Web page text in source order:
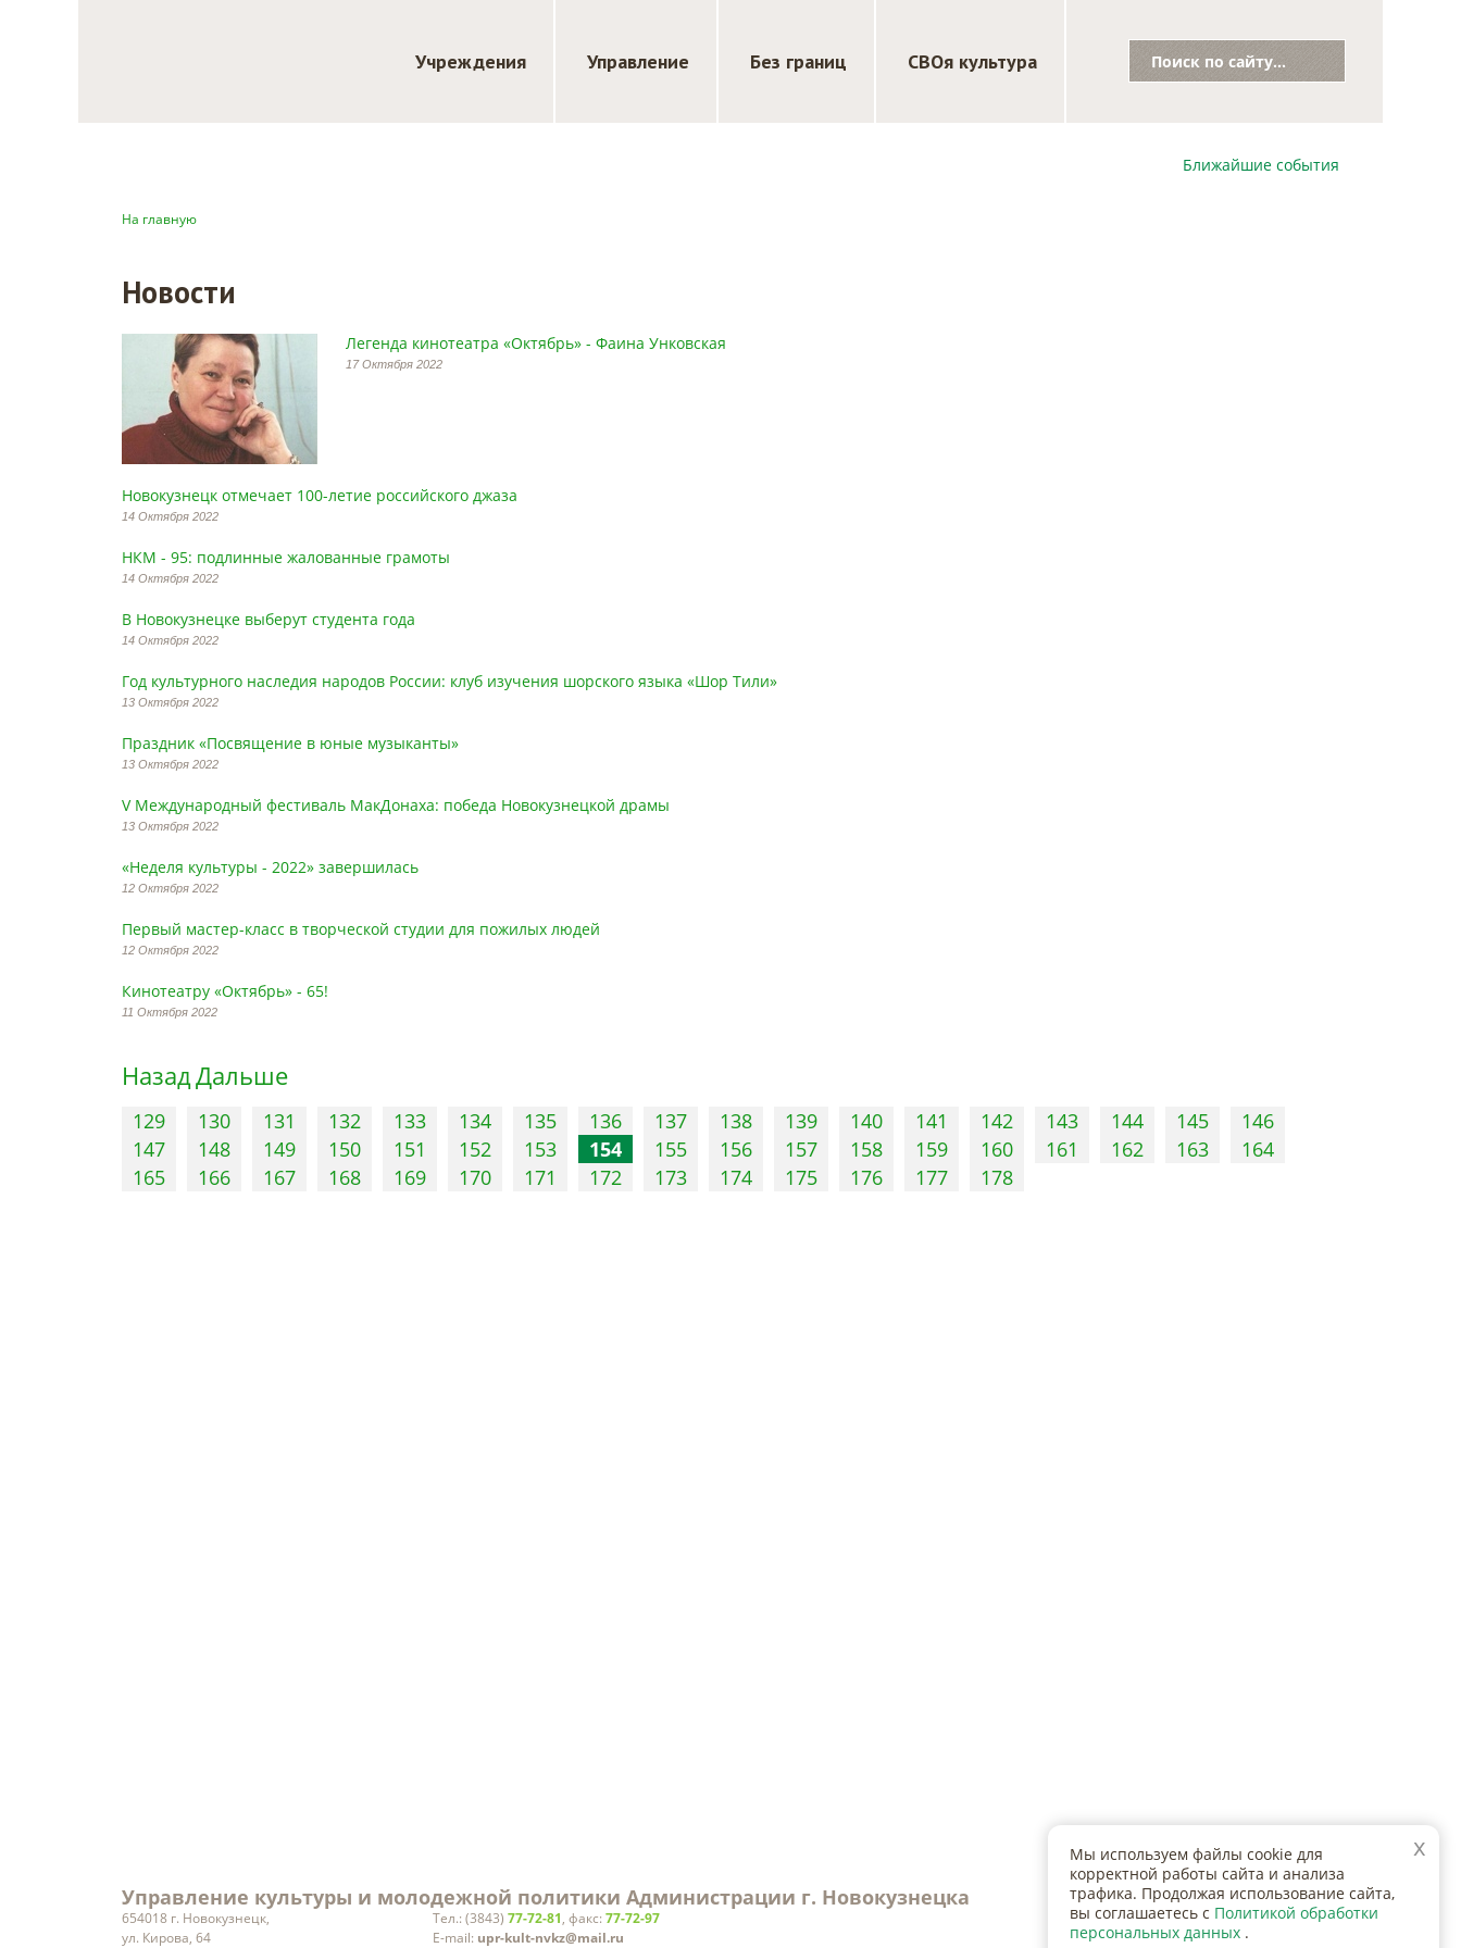
Учреждения Управление Без границ СВОя культура
Ближайшие события
На главную
Новости
Легенда кинотеатра «Октябрь» - Фаина Унковская
17 Октября 2022
Новокузнецк отмечает 100-летие российского джаза
14 Октября 2022
НКМ - 95: подлинные жалованные грамоты
14 Октября 2022
В Новокузнецке выберут студента года
14 Октября 2022
Год культурного наследия народов России: клуб изучения шорского языка «Шор Тили»
13 Октября 2022
Праздник «Посвящение в юные музыканты»
13 Октября 2022
V Международный фестиваль МакДонаха: победа Новокузнецкой драмы
13 Октября 2022
«Неделя культуры - 2022» завершилась
12 Октября 2022
Первый мастер-класс в творческой студии для пожилых людей
12 Октября 2022
Кинотеатру «Октябрь» - 65!
11 Октября 2022
НазадДальше
129 130 131 132 133 134 135 136 137 138 139 140 141 142 143 144 145
146
147
148 149 150 151 152 153 154 155 156 157 158 159 160 161 162 163
164
165
166 167 168 169 170 171 172 173 174 175 176 177 178
Управление культуры и молодежной политики Администрации г. Новокузнецка
654018 г. Новокузнецк,
ул. Кирова, 64
Тел.: (3843) 77-72-81, факс: 77-72-97
E-mail: upr-kult-nvkz@mail.ru
x
Мы используем файлы cookie для
корректной работы сайта и анализа
трафика. Продолжая использование сайта,
вы соглашаетесь с Политикой обработки
персональных данных .